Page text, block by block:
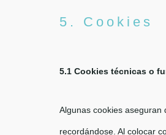
5. Cookies
5.1 Cookies técnicas o
Algunas cookies
recordándose. Al colocar